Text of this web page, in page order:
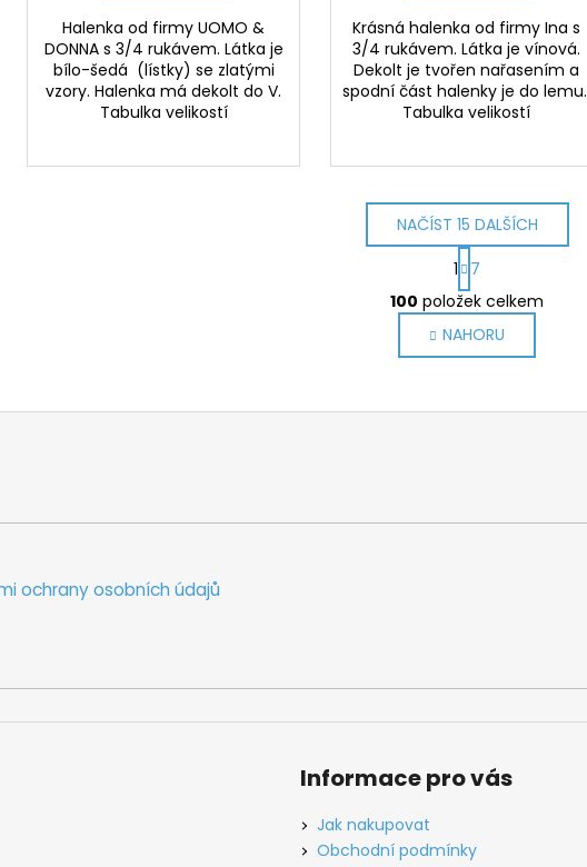
Halenka od firmy UOMO &
DONNA s 3/4 rukávem. Látka je
bílo-šedá (lístky) se zlatými
vzory. Halenka má dekolt do V.
Tabulka velikostí
Krásná halenka od firmy Ina s
3/4 rukávem. Látka je vínová.
Dekolt je tvořen nařasením a
spodní část halenky je do lemu.
Tabulka velikostí
O
v
l
á
a
i
u
NAČÍST 15 DALŠÍCH
S
t
r
á
n
k
1
7
100 položek celkem
NAHORU
ochrany osobních údajů
Informace pro vás
Jak nakupovat
Obchodní podmínky